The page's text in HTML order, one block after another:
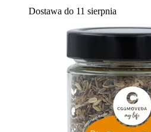
Dostawa do 11 sierpnia